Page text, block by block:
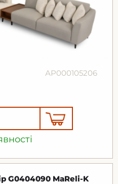
АР000105206
G0404090 MaReli-K